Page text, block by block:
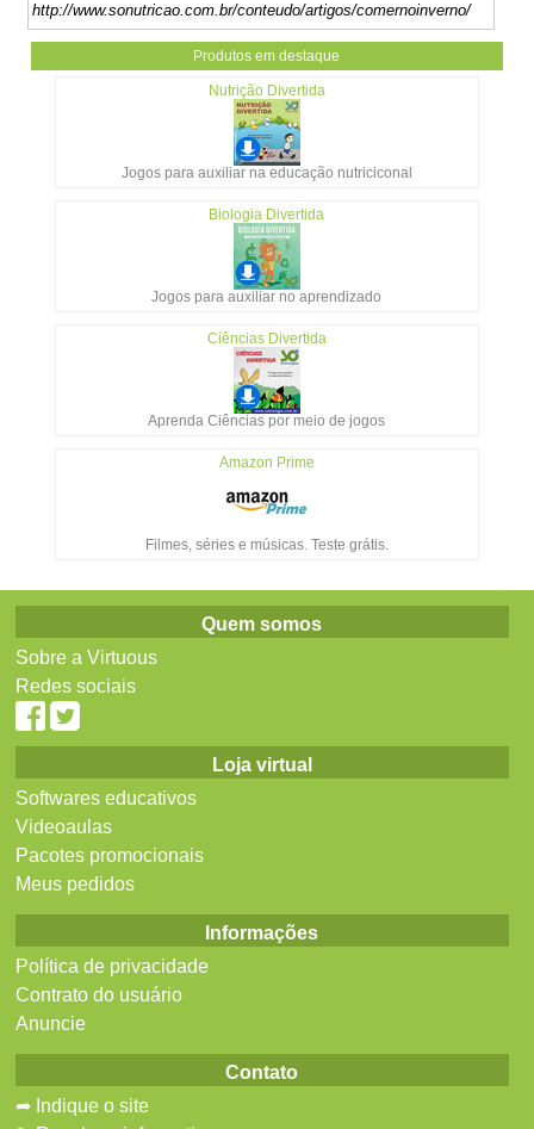
http://www.sonutricao.com.br/conteudo/artigos/comernoinverno/
Produtos em destaque
Nutrição Divertida
Jogos para auxiliar na educação nutriciconal
Biologia Divertida
Jogos para auxiliar no aprendizado
Ciências Divertida
Aprenda Ciências por meio de jogos
Amazon Prime
Filmes, séries e músicas. Teste grátis.
Quem somos
Sobre a Virtuous
Redes sociais
Loja virtual
Softwares educativos
Videoaulas
Pacotes promocionais
Meus pedidos
Informações
Política de privacidade
Contrato do usuário
Anuncie
Contato
➦ Indique o site